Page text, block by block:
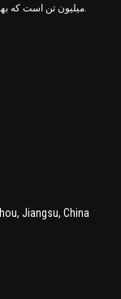
میلیون تن است که بهترین و خالص ترین ماده خام کائولن زغال سنگ در چین است.
Jiangsu, China